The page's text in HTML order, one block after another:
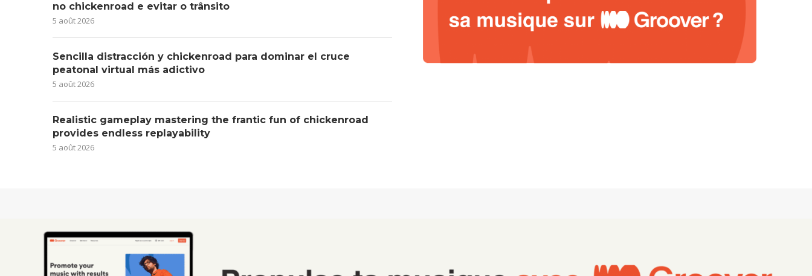
no chickenroad e evitar o trânsito
5 août 2026
Sencilla distracción y chickenroad para dominar el cruce
peatonal virtual más adictivo
5 août 2026
Realistic gameplay mastering the frantic fun of chickenroad
provides endless replayability
5 août 2026